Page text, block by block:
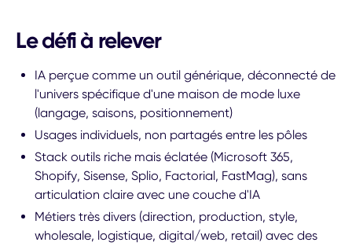
Le défi à relever
IA perçue comme un outil générique, déconnecté de
l'univers spécifique d'une maison de mode luxe
(langage, saisons, positionnement)
Usages individuels, non partagés entre les pôles
Stack outils riche mais éclatée (Microsoft 365,
Shopify, Sisense, Splio, Factorial, FastMag), sans
articulation claire avec une couche d'IA
Métiers très divers (direction, production, style,
wholesale, logistique, digital/web, retail) avec des